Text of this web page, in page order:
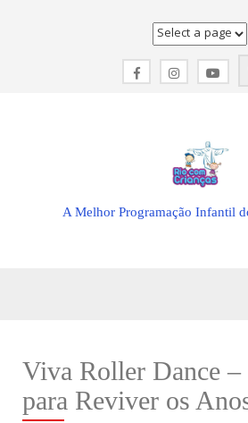
A Melhor Programação Infantil
Viva Roller Dance –
para Reviver os